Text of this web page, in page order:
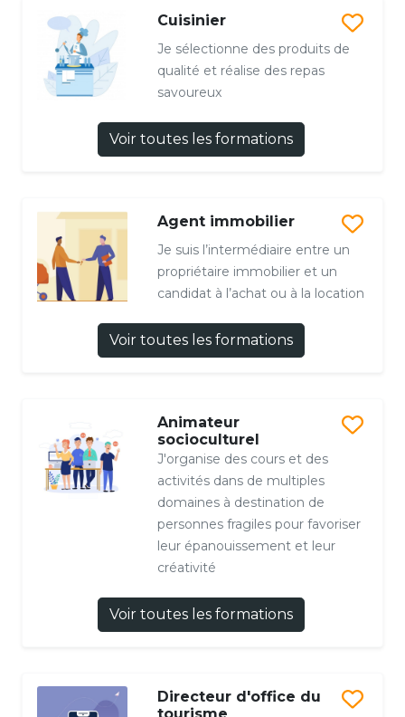
Cuisinier
Je sélectionne des produits de
qualité et réalise des repas
savoureux
Voir toutes les formations
Agent immobilier
Je suis l’intermédiaire entre un
propriétaire immobilier et un
candidat à l’achat ou à la location
Voir toutes les formations
Animateur
socioculturel
J'organise des cours et des
activités dans de multiples
domaines à destination de
personnes fragiles pour favoriser
leur épanouissement et leur
créativité
Voir toutes les formations
Directeur d'office du